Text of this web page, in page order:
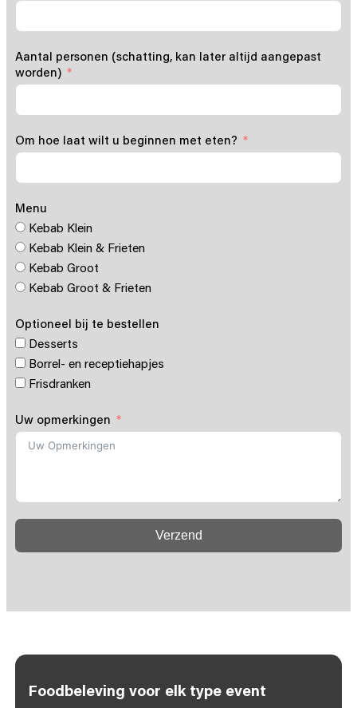
Aantal personen (schatting, kan later altijd aangepast
worden)
Om hoe laat wilt u beginnen met eten?
Menu
Kebab Klein
Kebab Klein & Frieten
Kebab Groot
Kebab Groot & Frieten
Optioneel bij te bestellen
Desserts
Borrel- en receptiehapjes
Frisdranken
Uw opmerkingen
Verzend
Foodbeleving voor elk type event